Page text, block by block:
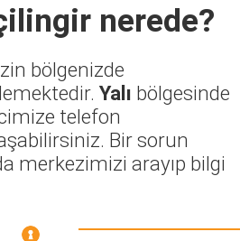
nerede?
bölgenizde
Yalı bölgesinde
telefon
Bir sorun
merkezimizi arayıp bilgi